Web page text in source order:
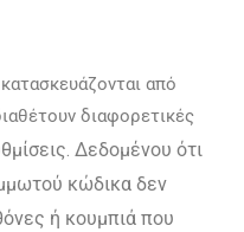
από
διαφορετικές
Δεδομένου ότι
κώδικα δεν
ή κουμπιά που